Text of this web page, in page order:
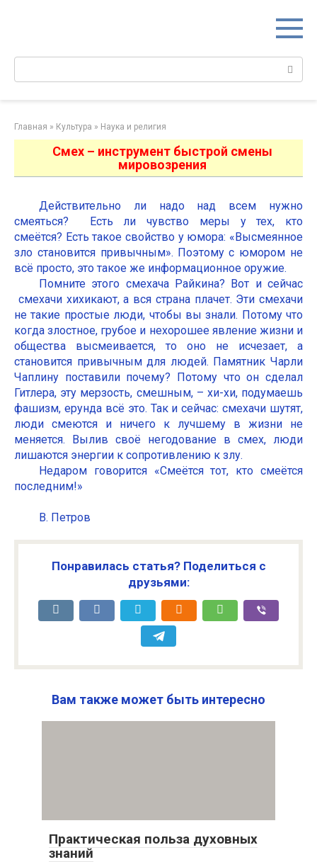
Поиск:
Главная » Культура » Наука и религия
Смех – инструмент быстрой смены
мировозрения
Действительно ли надо над всем нужно
смеяться? Есть ли чувство меры у тех, кто
смеётся? Есть такое свойство у юмора: «Высмеянное
зло становится привычным». Поэтому с юмором не
всё просто, это такое же информационное оружие.
Помните этого смехача Райкина? Вот и сейчас
смехачи хихикают, а вся страна плачет. Эти смехачи
не такие простые люди, чтобы вы знали. Потому что
когда злостное, грубое и нехорошее явление жизни и
общества высмеивается, то оно не исчезает, а
становится привычным для людей. Памятник Чарли
Чаплину поставили почему? Потому что он сделал
Гитлера, эту мерзость, смешным, – хи-хи, подумаешь
фашизм, ерунда всё это. Так и сейчас: смехачи шутят,
люди смеются и ничего к лучшему в жизни не
меняется. Вылив своё негодование в смех, люди
лишаются энергии к сопротивлению к злу.
Недаром говорится «Смеётся тот, кто смеётся
последним!»
В. Петров
Понравилась статья? Поделиться с
друзьями:
Вам также может быть интересно
Практическая польза духовных
знаний